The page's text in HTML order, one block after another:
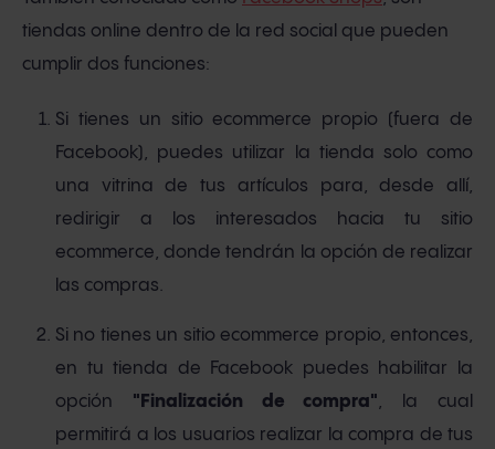
tiendas online dentro de la red social que pueden
cumplir dos funciones:
Si tienes un sitio ecommerce propio (fuera de
Facebook), puedes utilizar la tienda solo como
una vitrina de tus artículos para, desde allí,
redirigir a los interesados hacia tu sitio
ecommerce, donde tendrán la opción de realizar
las compras.
Si no tienes un sitio ecommerce propio, entonces,
en tu tienda de Facebook puedes habilitar la
opción "Finalización de compra", la cual
permitirá a los usuarios realizar la compra de tus